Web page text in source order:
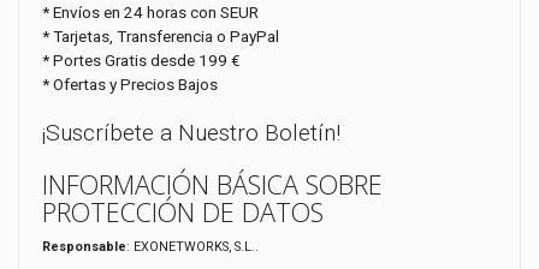
* Envíos en 24 horas con SEUR
* Tarjetas, Transferencia o PayPal
* Portes Gratis desde 199 €
* Ofertas y Precios Bajos
¡Suscríbete a Nuestro Boletín!
INFORMACIÓN BÁSICA SOBRE
PROTECCIÓN DE DATOS
Responsable: EXONETWORKS, S.L..